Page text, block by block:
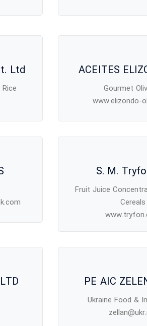
Ltd ACEITES
Gourmet
www.elizondo-
S. M.
Fruit Juice
Cereals
PE AIC
Ukraine Food &